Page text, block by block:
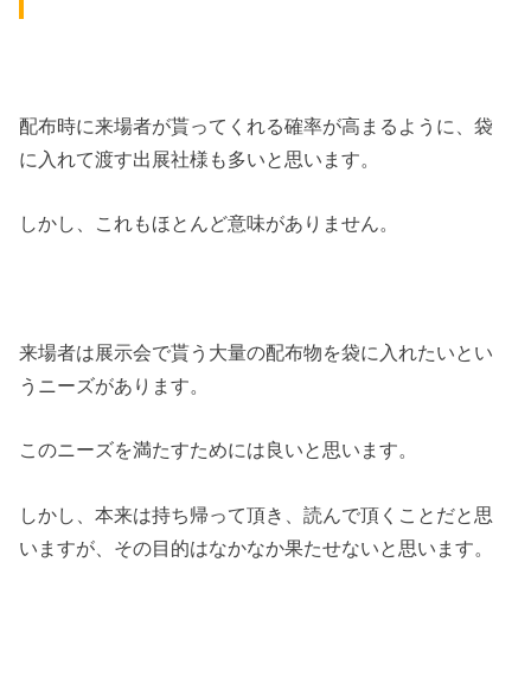
配布時に来場者が貰ってくれる確率が高まるように、袋
に入れて渡す出展社様も多いと思います。
しかし、これもほとんど意味がありません。
来場者は展示会で貰う大量の配布物を袋に入れたいとい
うニーズがあります。
このニーズを満たすためには良いと思います。
しかし、本来は持ち帰って頂き、読んで頂くことだと思
いますが、その目的はなかなか果たせないと思います。